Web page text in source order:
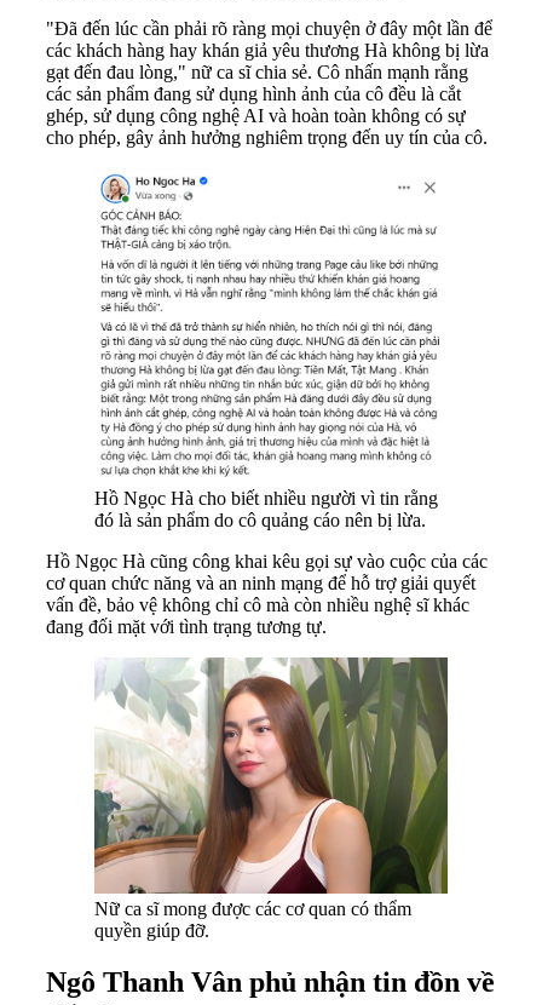
"Đã đến lúc cần phải rõ ràng mọi chuyện ở đây một lần để
các khách hàng hay khán giả yêu thương Hà không bị lừa
gạt đến đau lòng," nữ ca sĩ chia sẻ. Cô nhấn mạnh rằng
các sản phẩm đang sử dụng hình ảnh của cô đều là cắt
ghép, sử dụng công nghệ AI và hoàn toàn không có sự
cho phép, gây ảnh hưởng nghiêm trọng đến uy tín của cô.
Hồ Ngọc Hà cho biết nhiều người vì tin rằng
đó là sản phẩm do cô quảng cáo nên bị lừa.
Hồ Ngọc Hà cũng công khai kêu gọi sự vào cuộc của các
cơ quan chức năng và an ninh mạng để hỗ trợ giải quyết
vấn đề, bảo vệ không chỉ cô mà còn nhiều nghệ sĩ khác
đang đối mặt với tình trạng tương tự.
Nữ ca sĩ mong được các cơ quan có thẩm
quyền giúp đỡ.
Ngô Thanh Vân phủ nhận tin đồn về